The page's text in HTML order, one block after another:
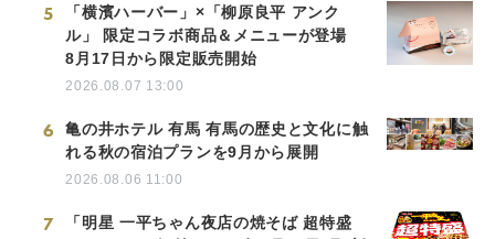
5
「横濱ハーバー」×「柳原良平 アンク
ル」 限定コラボ商品＆メニューが登場
8月17日から限定販売開始
2026.08.07 13:00
6
亀の井ホテル 有馬 有馬の歴史と文化に触
れる秋の宿泊プランを9月から展開
2026.08.06 11:00
7
「明星 一平ちゃん夜店の焼そば 超特盛